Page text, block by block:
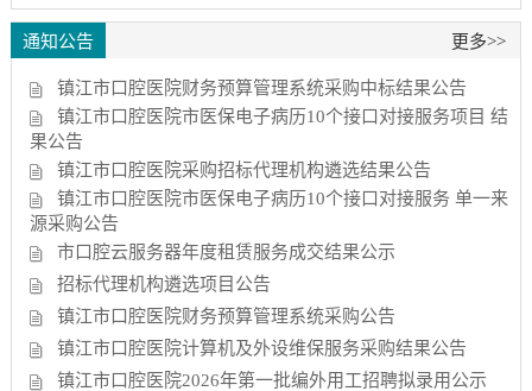
通知公告 更多>>
镇江市口腔医院财务预算管理系统采购中标结果公告
镇江市口腔医院市医保电子病历10个接口对接服务项目 结
果公告
镇江市口腔医院采购招标代理机构遴选结果公告
镇江市口腔医院市医保电子病历10个接口对接服务 单一来
源采购公告
市口腔云服务器年度租赁服务成交结果公示
招标代理机构遴选项目公告
镇江市口腔医院财务预算管理系统采购公告
镇江市口腔医院计算机及外设维保服务采购结果公告
镇江市口腔医院2026年第一批编外用工招聘拟录用公示